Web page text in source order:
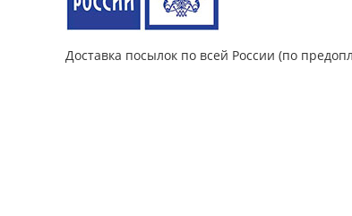
Доставка посылок по всей России (по